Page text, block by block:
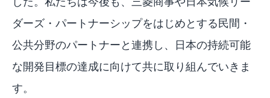
ダーズ・パートナーシップをはじめとする民間・
公共分野のパートナーと連携し、日本の持続可能
な開発目標の達成に向けて共に取り組んでいきま
す。